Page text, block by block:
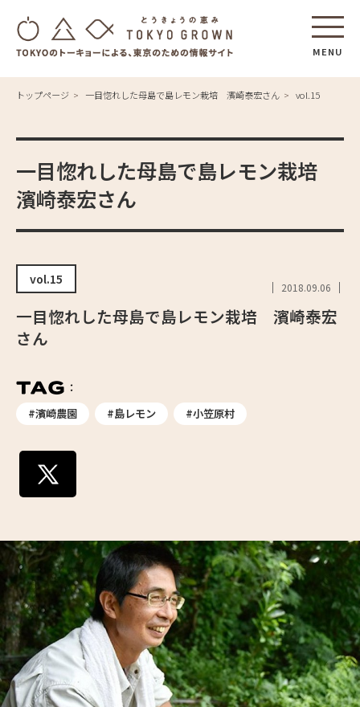
MENU
トップページ 一目惚れした母島で島レモン栽培 濱崎泰宏さん vol.15
一目惚れした母島で島レモン栽培
濱崎泰宏さん
vol.15
2018.09.06
一目惚れした母島で島レモン栽培 濱崎泰宏
さん
#濱崎農園 #島レモン #小笠原村